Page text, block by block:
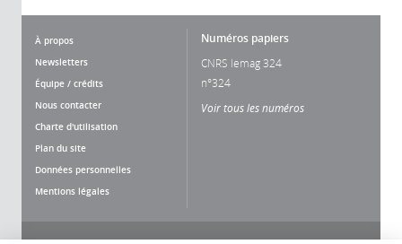
À propos
Newsletters
Équipe / crédits
Nous contacter
Charte d'utilisation
Plan du site
Données personnelles
Mentions légales
Numéros papiers
CNRS lemag 324
n°324
Voir tous les numéros